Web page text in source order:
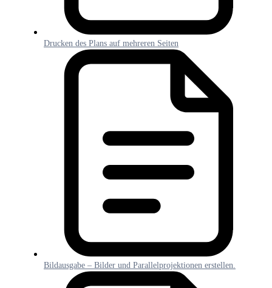
Drucken des Plans auf mehreren Seiten
Bildausgabe – Bilder und Parallelprojektionen erstellen.